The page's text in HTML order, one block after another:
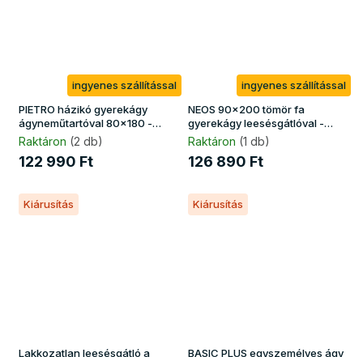
ingyenes szállítással
PIETRO házikó gyerekágy
ágyneműtartóval 80x180 -
fehér
Raktáron (2 db)
122 990 Ft
ingyenes szállítással
NEOS 90x200 tömör fa
gyerekágy leesésgátlóval -
fehér
Raktáron (1 db)
126 890 Ft
Kiárusítás
Lakkozatlan leesésgátló a
Kiárusítás
BASIC PLUS egyszemélyes ágy